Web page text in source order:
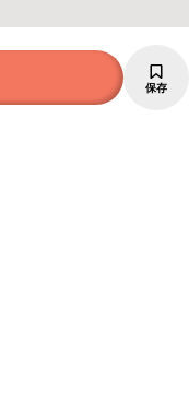
保存